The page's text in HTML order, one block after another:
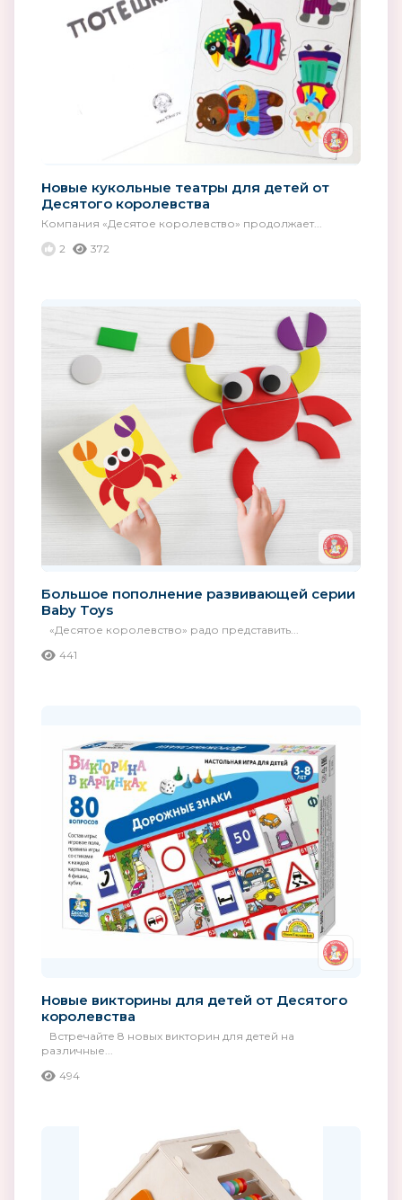
Новые кукольные театры для детей от
Десятого королевства
Компания «Десятое королевство» продолжает...
2
372
Большое пополнение развивающей серии
Baby Toys
«Десятое королевство» радо представить...
441
Новые викторины для детей от Десятого
королевства
Встречайте 8 новых викторин для детей на
различные...
494